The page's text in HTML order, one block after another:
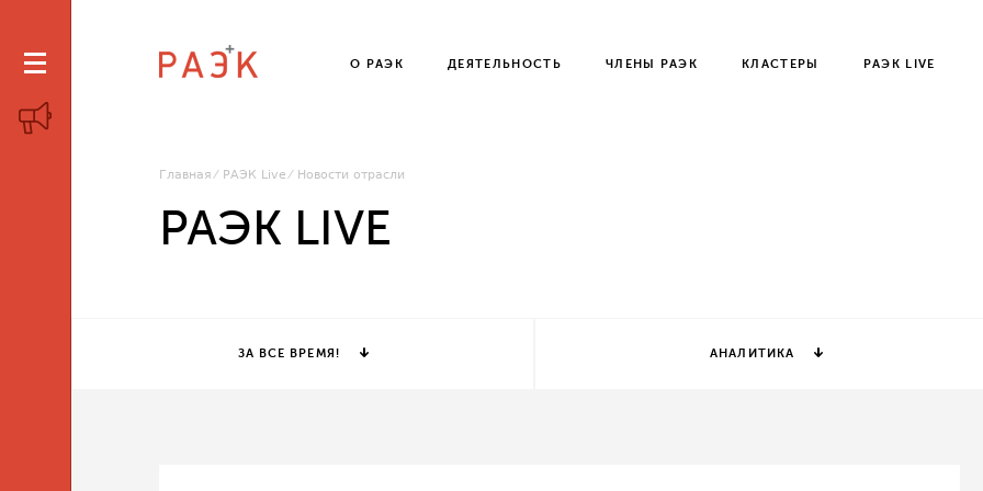
О РАЭК ДЕЯТЕЛЬНОСТЬ ЧЛЕНЫ РАЭК КЛАСТЕРЫ РАЭК LIVE
Главная РАЭК Live Новости отрасли
РАЭК LIVE
ЗА ВСЕ ВРЕМЯ! АНАЛИТИКА